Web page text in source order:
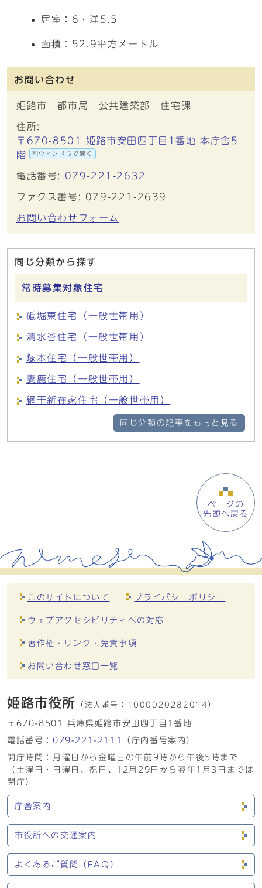
居室：6・洋5.5
面積：52.9平方メートル
お問い合わせ
姫路市 都市局 公共建築部 住宅課
住所:
〒670-8501 姫路市安田四丁目1番地 本庁舎5
階
別ウィンドウで開く
電話番号: 079-221-2632
ファクス番号: 079-221-2639
お問い合わせフォーム
同じ分類から探す
常時募集対象住宅
砥堀東住宅（一般世帯用）
清水谷住宅（一般世帯用）
塚本住宅（一般世帯用）
妻鹿住宅（一般世帯用）
網干新在家住宅（一般世帯用）
同じ分類の記事をもっと見る
ページの
先頭へ戻る
このサイトについて プライバシーポリシー
ウェブアクセシビリティへの対応
著作権・リンク・免責事項
お問い合わせ窓口一覧
姫路市役所 （法人番号： 1000020282014）
〒670-8501 兵庫県姫路市安田四丁目1番地
電話番号： 079-221-2111
（庁内番号案内）
開庁時間：月曜日から金曜日の午前9時から午後5時まで
（土曜日・日曜日、祝日、12月29日から翌年1月3日までは
閉庁）
庁舎案内
市役所への交通案内
よくあるご質問（FAQ）